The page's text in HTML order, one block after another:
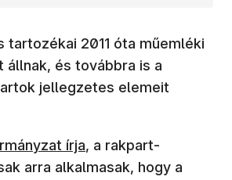
tartozékai 2011 óta műemléki
és továbbra is a
jellegzetes elemeit
nyílik meg)
írja, a rakpart-
arra alkalmasak, hogy a